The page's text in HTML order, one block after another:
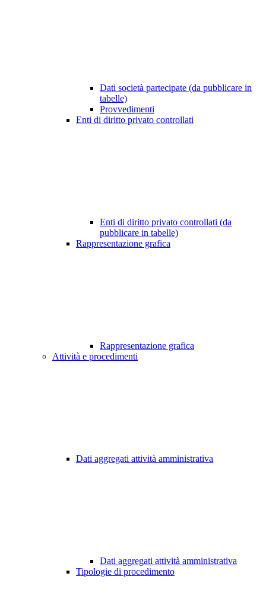
Dati società partecipate (da pubblicare in
tabelle)
Provvedimenti
Enti di diritto privato controllati
Enti di diritto privato controllati (da
pubblicare in tabelle)
Rappresentazione grafica
Rappresentazione grafica
Attività e procedimenti
Dati aggregati attività amministrativa
Dati aggregati attività amministrativa
Tipologie di procedimento